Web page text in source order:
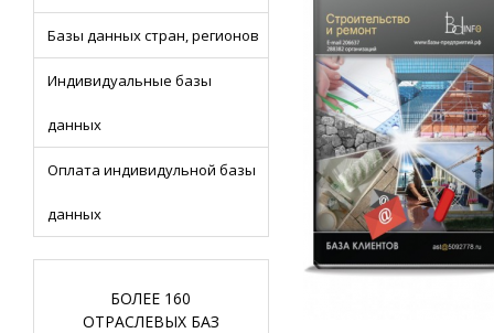
Базы данных стран, регионов
Индивидуальные базы
данных
Оплата индивидульной базы
данных
БОЛЕЕ 160
ОТРАСЛЕВЫХ БАЗ